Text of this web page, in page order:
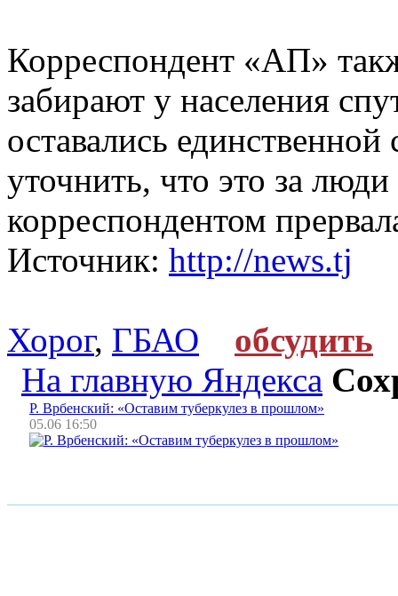
Корреспондент «АП»
забирают у населения
оставались
уточнить, что это за
корреспондентом
Источник: http://news.tj
Хорог, ГБАО
обсудить
На главную Яндекса
Р. Врбенский: «Оставим туберкулез в прошлом»
05.06 16:50